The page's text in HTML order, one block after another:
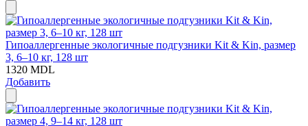
Гипоаллергенные экологичные подгузники Kit & Kin, размер
3, 6–10 кг, 128 шт
1320 MDL
Добавить